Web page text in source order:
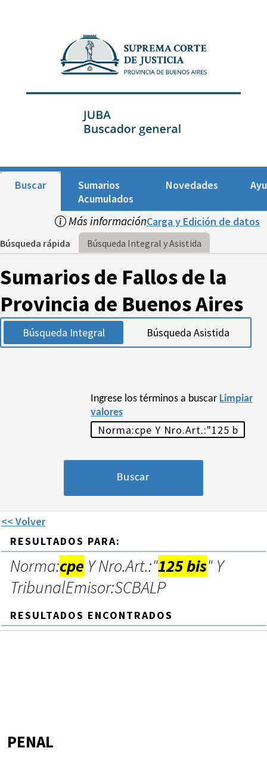
Buscar
Sumarios
Acumulados
Novedades
Más informaciónCarga y Edición de datos
Búsqueda rápida Búsqueda Integral y Asistida
Sumarios de Fallos de la
Provincia de Buenos Aires
Búsqueda Integral Búsqueda Asistida
Ingrese los términos a buscar Limpiar
valores
<< Volver
RESULTADOS PARA:
Norma:cpe Y Nro.Art.:"125 bis" Y
TribunalEmisor:SCBALP
RESULTADOS ENCONTRADOS
PENAL